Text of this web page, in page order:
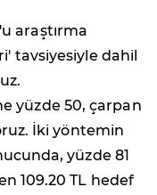
araştırma
tavsiyesiyle dahil
yüzde 50, çarpan
İki yöntemin
yüzde 81
109.20 TL hedef